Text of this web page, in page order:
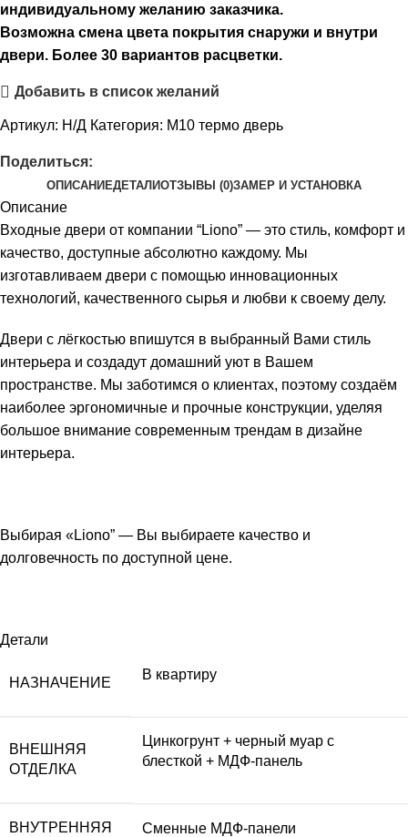
индивидуальному желанию заказчика.
Возможна смена цвета покрытия снаружи и внутри
двери. Более 30 вариантов расцветки.
Добавить в список желаний
Артикул: Н/Д Категория: М10 термо дверь
Поделиться:
ОПИСАНИЕДЕТАЛИОТЗЫВЫ (0)ЗАМЕР И УСТАНОВКА
Описание
Входные двери от компании “Liono” — это стиль, комфорт и
качество, доступные абсолютно каждому. Мы
изготавливаем двери с помощью инновационных
технологий, качественного сырья и любви к своему делу.
Двери с лёгкостью впишутся в выбранный Вами стиль
интерьера и создадут домашний уют в Вашем
пространстве. Мы заботимся о клиентах, поэтому создаём
наиболее эргономичные и прочные конструкции, уделяя
большое внимание современным трендам в дизайне
интерьера.
Выбирая «Liono” — Вы выбираете качество и
долговечность по доступной цене.
Детали
НАЗНАЧЕНИЕ
В квартиру
ВНЕШНЯЯ
ОТДЕЛКА
Цинкогрунт + черный муар с
блесткой + МДФ-панель
ВНУТРЕННЯЯ
Сменные МДФ-панели